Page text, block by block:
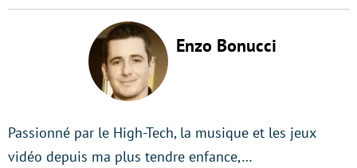
Enzo Bonucci
Passionné par le High-Tech, la musique et les jeux
vidéo depuis ma plus tendre enfance,…